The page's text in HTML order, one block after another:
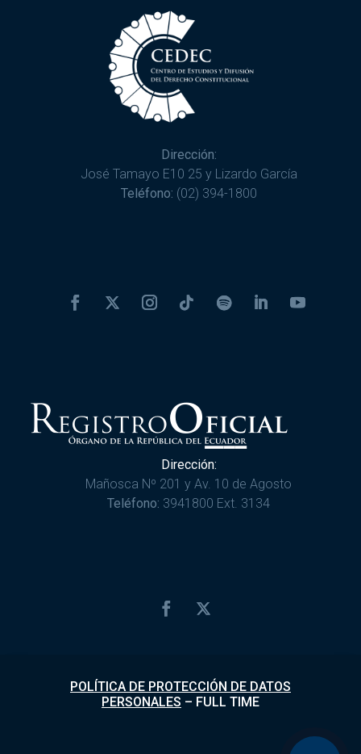
Dirección:
José Tamayo E10 25 y Lizardo García
Teléfono: (02) 394-1800
Dirección:
Mañosca Nº 201 y Av. 10 de Agosto
Teléfono: 3941800 Ext. 3134
POLÍTICA DE PROTECCIÓN DE DATOS
PERSONALES – FULL TIME